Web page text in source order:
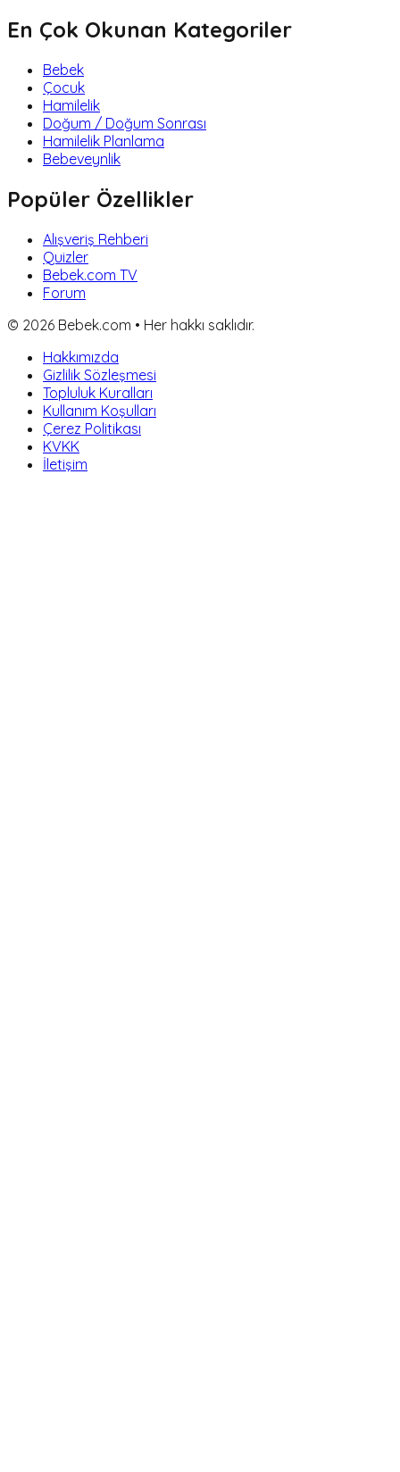
En Çok Okunan Kategoriler
Bebek
Çocuk
Hamilelik
Doğum / Doğum Sonrası
Hamilelik Planlama
Bebeveynlik
Popüler Özellikler
Alışveriş Rehberi
Quizler
Bebek.com TV
Forum
© 2026 Bebek.com • Her hakkı saklıdır.
Hakkımızda
Gizlilik Sözleşmesi
Topluluk Kuralları
Kullanım Koşulları
Çerez Politikası
KVKK
İletişim